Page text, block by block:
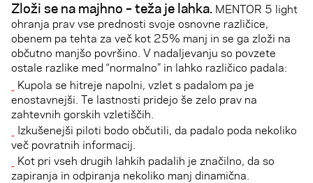
Zloži se na majhno – teža je lahka. MENTOR 5 light
ohranja prav vse prednosti svoje osnovne različice,
obenem pa tehta za več kot 25% manj in se ga zloži na
občutno manjšo površino. V nadaljevanju so povzete
ostale razlike med “normalno” in lahko različico padala:
Kupola se hitreje napolni, vzlet s padalom pa je
enostavnejši. Te lastnosti pridejo še zelo prav na
zahtevnih gorskih vzletiščih.
Izkušenejši piloti bodo občutili, da padalo poda nekoliko
več povratnih informacij.
Kot pri vseh drugih lahkih padalih je značilno, da so
zapiranja in odpiranja nekoliko manj dinamična.